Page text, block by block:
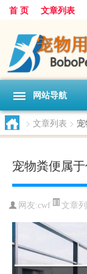
首 页 文章列表
网站导航
> 文章列表 >
宠物粪便属
网友:cwf 文章